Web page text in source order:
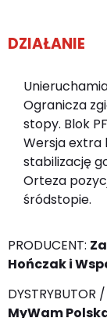
DZIAŁANIE
Ogranicza
stopy. Blok
Wersja extra
stabilizację
Orteza
śródstopie.
PRODUCENT:
Hończak i
DYSTRYBUTOR
MyWam